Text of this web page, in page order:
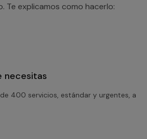
Te explicamos como hacerlo:
necesitas
400 servicios, estándar y urgentes, a